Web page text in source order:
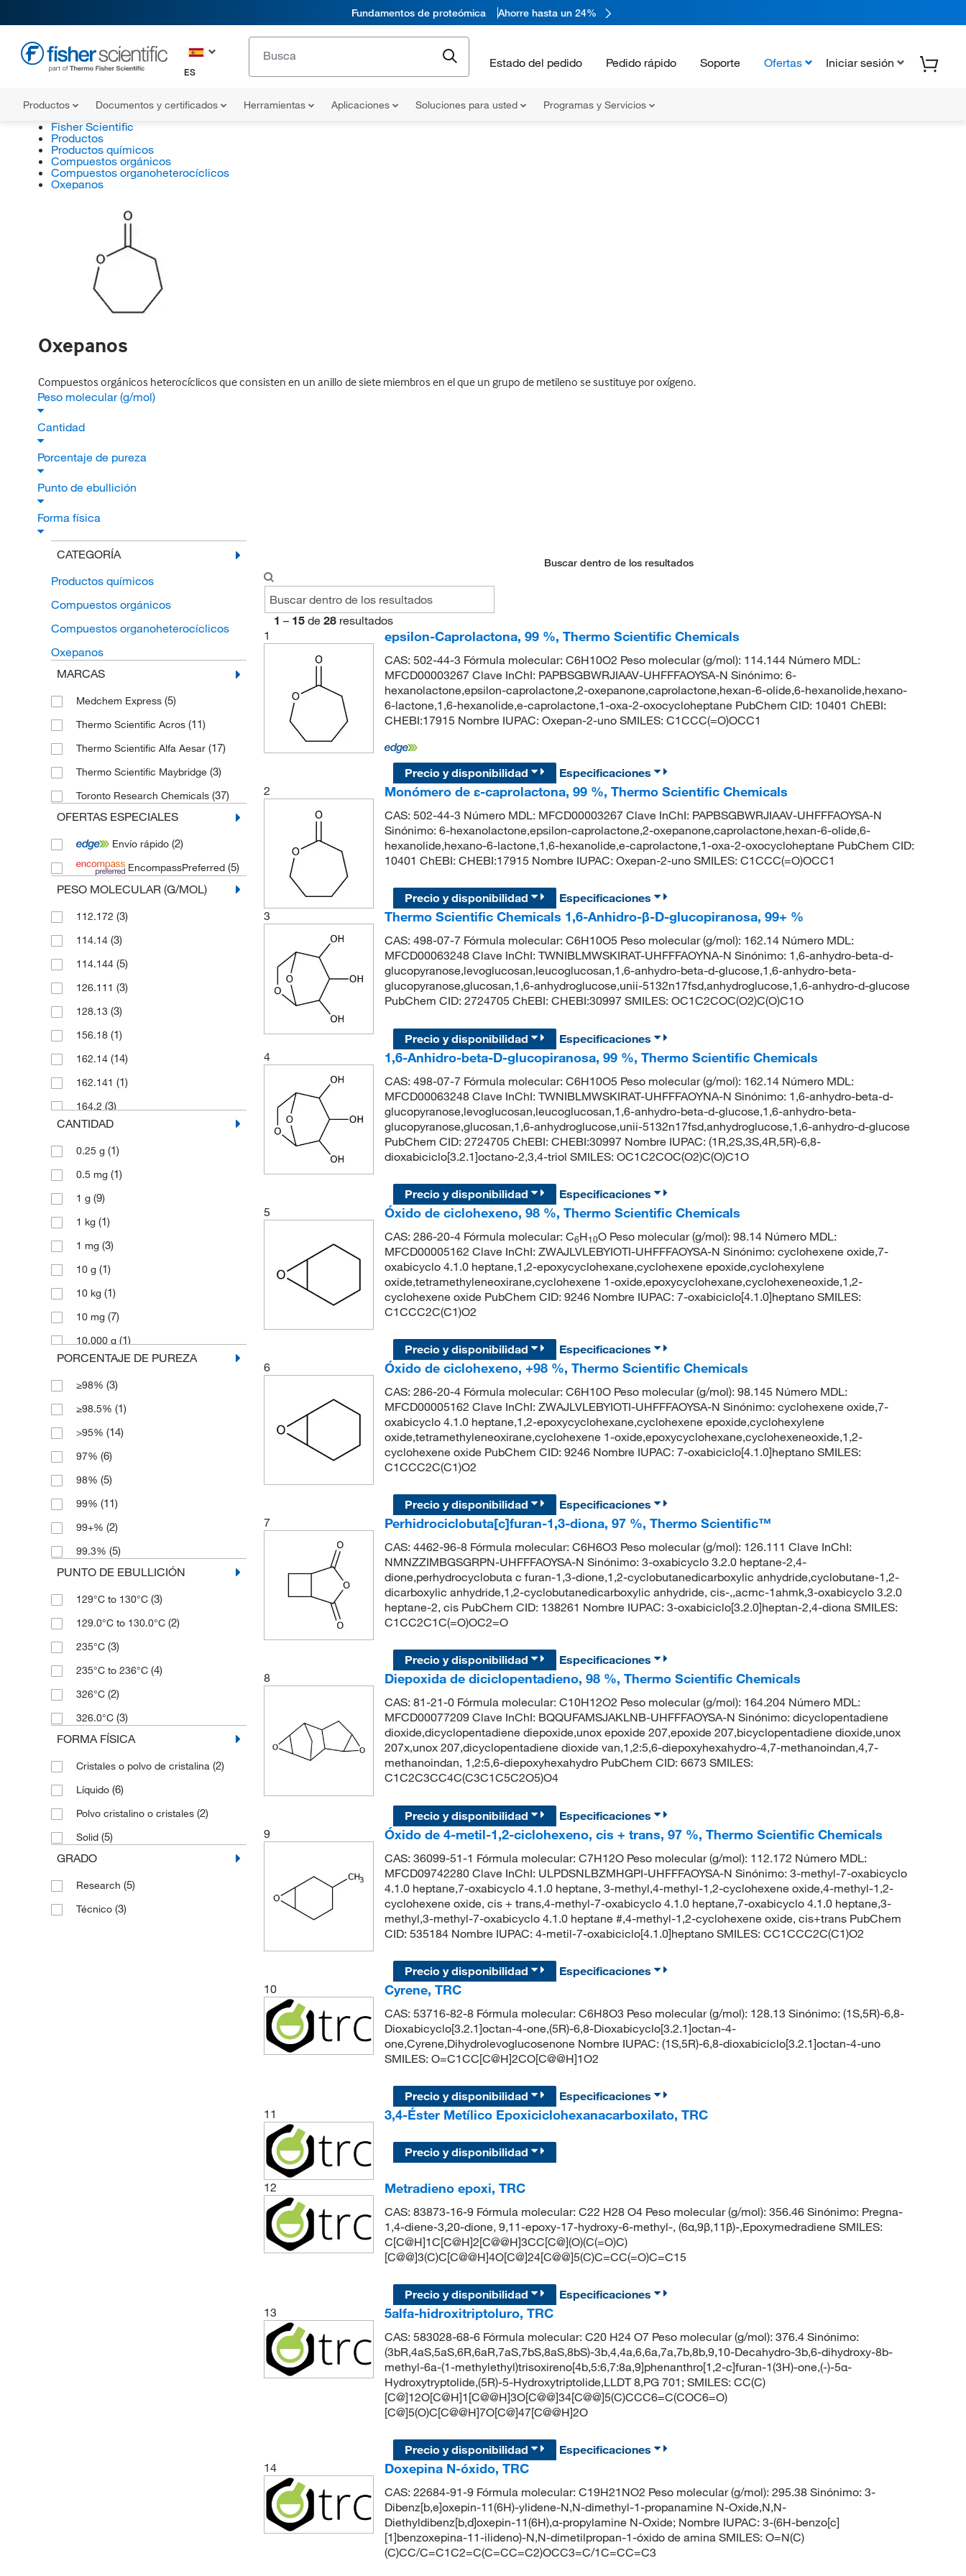
Fundamentos de proteómica Ahorre hasta un 24%
ES
Estado del pedido Pedido rápido Soporte Ofertas Iniciar sesión
Productos Documentos y certificados Herramientas Aplicaciones Soluciones para usted Programas y Servicios
Fisher Scientific
Productos
Productos químicos
Compuestos orgánicos
Compuestos organoheterocíclicos
Oxepanos
Oxepanos
Compuestos orgánicos heterocíclicos que consisten en un anillo de siete miembros en el que un grupo de metileno se sustituye por oxígeno.
Peso molecular (g/mol)
Cantidad
Porcentaje de pureza
Punto de ebullición
Forma física
CATEGORÍA
Productos químicos
Compuestos orgánicos
Compuestos organoheterocíclicos
Oxepanos
MARCAS
Medchem Express (5)
Thermo Scientific Acros (11)
Thermo Scientific Alfa Aesar (17)
Thermo Scientific Maybridge (3)
Toronto Research Chemicals (37)
OFERTAS ESPECIALES
Envío rápido (2)
EncompassPreferred (5)
PESO MOLECULAR (G/MOL)
112.172 (3)
114.14 (3)
114.144 (5)
126.111 (3)
128.13 (3)
156.18 (1)
162.14 (14)
162.141 (1)
164.2 (3)
164.204
208.30(3)
266.33 (3)
280.316
295.38
356.46(2)
360.44(2)
372.45(5)
376.4(3)
432.48(3)
(3)
98.14 (2)
98.145(3)
CANTIDAD
0.25 g (1)
0.5 mg (1)
1 g (9)
1 kg (1)
1 mg (3)
10 g (1)
10 kg (1)
10 mg (7)
10,000 g (1)
100 g (3)
100 mL(2)
100 mg (4)
2.5 kg(1)
2.5 mg(1)
200 mg
25 g (4)
25 mg(3)
250 g(1)
250 mL(1)
250 mg(2)
2500 g(2)
5 g(6)
5 mg(5)
50 mL (1)
50 mg(4)
500 g(2)
500 mL(1)
500 mg(4)
PORCENTAJE DE PUREZA
≥98% (3)
≥98.5% (1)
>95% (14)
97% (6)
98% (5)
99% (11)
99+% (2)
99.3% (5)
PUNTO DE EBULLICIÓN
129°C to 130°C (3)
129.0°C to 130.0°C (2)
235°C (3)
235°C to 236°C (4)
326°C (2)
326.0°C (3)
FORMA FÍSICA
Cristales o polvo de cristalina (2)
Líquido (6)
Polvo cristalino o cristales (2)
Solid (5)
GRADO
Research (5)
Técnico (3)
Buscar dentro de los resultados
1 – 15 de 28 resultados
1
epsilon-Caprolactona, 99 %, Thermo Scientific Chemicals
CAS: 502-44-3 Fórmula molecular: C6H10O2 Peso molecular (g/mol): 114.144 Número MDL:
MFCD00003267 Clave InChI: PAPBSGBWRJIAAV-UHFFFAOYSA-N Sinónimo: 6-
hexanolactone,epsilon-caprolactone,2-oxepanone,caprolactone,hexan-6-olide,6-hexanolide,hexano-
6-lactone,1,6-hexanolide,e-caprolactone,1-oxa-2-oxocycloheptane PubChem CID: 10401 ChEBI:
CHEBI:17915 Nombre IUPAC: Oxepan-2-uno SMILES: C1CCC(=O)OCC1
Precio y disponibilidad
Especificaciones
2
Monómero de ε-caprolactona, 99 %, Thermo Scientific Chemicals
CAS: 502-44-3 Número MDL: MFCD00003267 Clave InChI: PAPBSGBWRJIAAV-UHFFFAOYSA-N
Sinónimo: 6-hexanolactone,epsilon-caprolactone,2-oxepanone,caprolactone,hexan-6-olide,6-
hexanolide,hexano-6-lactone,1,6-hexanolide,e-caprolactone,1-oxa-2-oxocycloheptane PubChem CID:
10401 ChEBI: CHEBI:17915 Nombre IUPAC: Oxepan-2-uno SMILES: C1CCC(=O)OCC1
Precio y disponibilidad
Especificaciones
3
Thermo Scientific Chemicals 1,6-Anhidro-β-D-glucopiranosa, 99+ %
CAS: 498-07-7 Fórmula molecular: C6H10O5 Peso molecular (g/mol): 162.14 Número MDL:
MFCD00063248 Clave InChI: TWNIBLMWSKIRAT-UHFFFAOYNA-N Sinónimo: 1,6-anhydro-beta-d-
glucopyranose,levoglucosan,leucoglucosan,1,6-anhydro-beta-d-glucose,1,6-anhydro-beta-
glucopyranose,glucosan,1,6-anhydroglucose,unii-5132n17fsd,anhydroglucose,1,6-anhydro-d-glucose
PubChem CID: 2724705 ChEBI: CHEBI:30997 SMILES: OC1C2COC(O2)C(O)C1O
Precio y disponibilidad
Especificaciones
4
1,6-Anhidro-beta-D-glucopiranosa, 99 %, Thermo Scientific Chemicals
CAS: 498-07-7 Fórmula molecular: C6H10O5 Peso molecular (g/mol): 162.14 Número MDL:
MFCD00063248 Clave InChI: TWNIBLMWSKIRAT-UHFFFAOYNA-N Sinónimo: 1,6-anhydro-beta-d-
glucopyranose,levoglucosan,leucoglucosan,1,6-anhydro-beta-d-glucose,1,6-anhydro-beta-
glucopyranose,glucosan,1,6-anhydroglucose,unii-5132n17fsd,anhydroglucose,1,6-anhydro-d-glucose
PubChem CID: 2724705 ChEBI: CHEBI:30997 Nombre IUPAC: (1R,2S,3S,4R,5R)-6,8-
dioxabiciclo[3.2.1]octano-2,3,4-triol SMILES: OC1C2COC(O2)C(O)C1O
Precio y disponibilidad
Especificaciones
5
Óxido de ciclohexeno, 98 %, Thermo Scientific Chemicals
CAS: 286-20-4 Fórmula molecular: C6H10O Peso molecular (g/mol): 98.14 Número MDL:
MFCD00005162 Clave InChI: ZWAJLVLEBYIOTI-UHFFFAOYSA-N Sinónimo: cyclohexene oxide,7-
oxabicyclo 4.1.0 heptane,1,2-epoxycyclohexane,cyclohexene epoxide,cyclohexylene
oxide,tetramethyleneoxirane,cyclohexene 1-oxide,epoxycyclohexane,cyclohexeneoxide,1,2-
cyclohexene oxide PubChem CID: 9246 Nombre IUPAC: 7-oxabiciclo[4.1.0]heptano SMILES:
C1CCC2C(C1)O2
Precio y disponibilidad
Especificaciones
6
Óxido de ciclohexeno, +98 %, Thermo Scientific Chemicals
CAS: 286-20-4 Fórmula molecular: C6H10O Peso molecular (g/mol): 98.145 Número MDL:
MFCD00005162 Clave InChI: ZWAJLVLEBYIOTI-UHFFFAOYSA-N Sinónimo: cyclohexene oxide,7-
oxabicyclo 4.1.0 heptane,1,2-epoxycyclohexane,cyclohexene epoxide,cyclohexylene
oxide,tetramethyleneoxirane,cyclohexene 1-oxide,epoxycyclohexane,cyclohexeneoxide,1,2-
cyclohexene oxide PubChem CID: 9246 Nombre IUPAC: 7-oxabiciclo[4.1.0]heptano SMILES:
C1CCC2C(C1)O2
Precio y disponibilidad
Especificaciones
7
Perhidrociclobuta[c]furan-1,3-diona, 97 %, Thermo Scientific™
CAS: 4462-96-8 Fórmula molecular: C6H6O3 Peso molecular (g/mol): 126.111 Clave InChI:
NMNZZIMBGSGRPN-UHFFFAOYSA-N Sinónimo: 3-oxabicyclo 3.2.0 heptane-2,4-
dione,perhydrocyclobuta c furan-1,3-dione,1,2-cyclobutanedicarboxylic anhydride,cyclobutane-1,2-
dicarboxylic anhydride,1,2-cyclobutanedicarboxylic anhydride, cis-,,acmc-1ahmk,3-oxabicyclo 3.2.0
heptane-2, cis PubChem CID: 138261 Nombre IUPAC: 3-oxabiciclo[3.2.0]heptan-2,4-diona SMILES:
C1CC2C1C(=O)OC2=O
Precio y disponibilidad
Especificaciones
8
Diepoxida de diciclopentadieno, 98 %, Thermo Scientific Chemicals
CAS: 81-21-0 Fórmula molecular: C10H12O2 Peso molecular (g/mol): 164.204 Número MDL:
MFCD00077209 Clave InChI: BQQUFAMSJAKLNB-UHFFFAOYSA-N Sinónimo: dicyclopentadiene
dioxide,dicyclopentadiene diepoxide,unox epoxide 207,epoxide 207,bicyclopentadiene dioxide,unox
207x,unox 207,dicyclopentadiene dioxide van,1,2:5,6-diepoxyhexahydro-4,7-methanoindan,4,7-
methanoindan, 1,2:5,6-diepoxyhexahydro PubChem CID: 6673 SMILES:
C1C2C3CC4C(C3C1C5C2O5)O4
Precio y disponibilidad
Especificaciones
9
Óxido de 4-metil-1,2-ciclohexeno, cis + trans, 97 %, Thermo Scientific Chemicals
CAS: 36099-51-1 Fórmula molecular: C7H12O Peso molecular (g/mol): 112.172 Número MDL:
MFCD09742280 Clave InChI: ULPDSNLBZMHGPI-UHFFFAOYSA-N Sinónimo: 3-methyl-7-oxabicyclo
4.1.0 heptane,7-oxabicyclo 4.1.0 heptane, 3-methyl,4-methyl-1,2-cyclohexene oxide,4-methyl-1,2-
cyclohexene oxide, cis + trans,4-methyl-7-oxabicyclo 4.1.0 heptane,7-oxabicyclo 4.1.0 heptane,3-
methyl,3-methyl-7-oxabicyclo 4.1.0 heptane #,4-methyl-1,2-cyclohexene oxide, cis+trans PubChem
CID: 535184 Nombre IUPAC: 4-metil-7-oxabiciclo[4.1.0]heptano SMILES: CC1CCC2C(C1)O2
Precio y disponibilidad
Especificaciones
10
Cyrene, TRC
CAS: 53716-82-8 Fórmula molecular: C6H8O3 Peso molecular (g/mol): 128.13 Sinónimo: (1S,5R)-6,8-
Dioxabicyclo[3.2.1]octan-4-one,(5R)-6,8-Dioxabicyclo[3.2.1]octan-4-
one,Cyrene,Dihydrolevoglucosenone Nombre IUPAC: (1S,5R)-6,8-dioxabiciclo[3.2.1]octan-4-uno
SMILES: O=C1CC[C@H]2CO[C@@H]1O2
Precio y disponibilidad
Especificaciones
11
3,4-Éster Metílico Epoxiciclohexanacarboxilato, TRC
Precio y disponibilidad
12 Metradieno epoxi, TRC
CAS: 83873-16-9 Fórmula molecular: C22 H28 O4 Peso molecular (g/mol): 356.46 Sinónimo: Pregna-
1,4-diene-3,20-dione, 9,11-epoxy-17-hydroxy-6-methyl-, (6α,9β,11β)-,Epoxymedradiene SMILES:
C[C@H]1C[C@H]2[C@@H]3CC[C@](O)(C(=O)C)
[C@@]3(C)C[C@@H]4O[C@]24[C@@]5(C)C=CC(=O)C=C15
Precio y disponibilidad
Especificaciones
13
5alfa-hidroxitriptoluro, TRC
CAS: 583028-68-6 Fórmula molecular: C20 H24 O7 Peso molecular (g/mol): 376.4 Sinónimo:
(3bR,4aS,5aS,6R,6aR,7aS,7bS,8aS,8bS)-3b,4,4a,6,6a,7a,7b,8b,9,10-Decahydro-3b,6-dihydroxy-8b-
methyl-6a-(1-methylethyl)trisoxireno[4b,5:6,7:8a,9]phenanthro[1,2-c]furan-1(3H)-one,(-)-5α-
Hydroxytryptolide,(5R)-5-Hydroxytriptolide,LLDT 8,PG 701; SMILES: CC(C)
[C@]12O[C@H]1[C@@H]3O[C@@]34[C@@]5(C)CCC6=C(COC6=O)
[C@]5(O)C[C@@H]7O[C@]47[C@@H]2O
Precio y disponibilidad
Especificaciones
14
Doxepina N-óxido, TRC
CAS: 22684-91-9 Fórmula molecular: C19H21NO2 Peso molecular (g/mol): 295.38 Sinónimo: 3-
Dibenz[b,e]oxepin-11(6H)-ylidene-N,N-dimethyl-1-propanamine N-Oxide,N,N-
Diethyldibenz[b,d]oxepin-11(6H),α-propylamine N-Oxide; Nombre IUPAC: 3-(6H-benzo[c]
[1]benzoxepina-11-ilideno)-N,N-dimetilpropan-1-óxido de amina SMILES: O=N(C)
(C)CC/C=C1C2=C(C=CC=C2)OCC3=C/1C=CC=C3